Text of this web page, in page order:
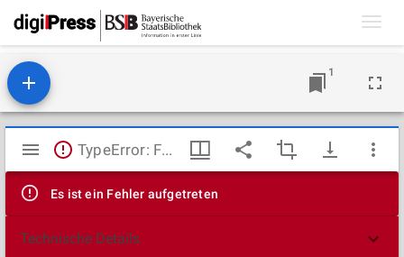
1
Mirador
Viewer
TypeError: Failed to fetch
Es ist ein Fehler aufgetreten
Technische Details